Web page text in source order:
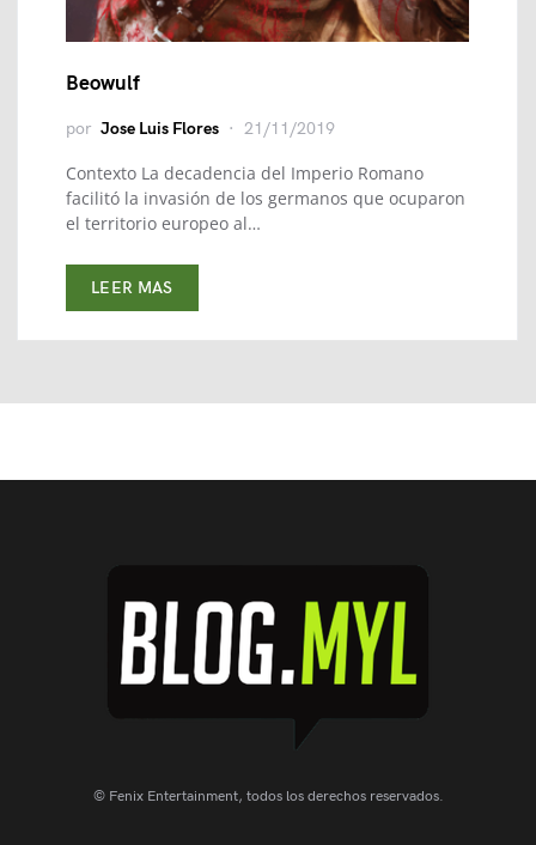
Beowulf
por Jose Luis Flores 21/11/2019
Contexto La decadencia del Imperio Romano
facilitó la invasión de los germanos que ocuparon
el territorio europeo al…
LEER MAS
© Fenix Entertainment, todos los derechos reservados.